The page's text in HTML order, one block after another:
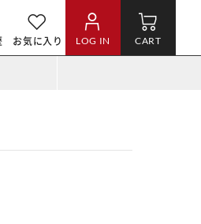
お気に入り LOG IN CART